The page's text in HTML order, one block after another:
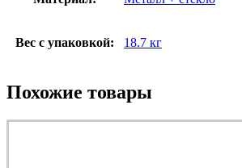
Вес с упаковкой: 18.7 кг
Похожие товары